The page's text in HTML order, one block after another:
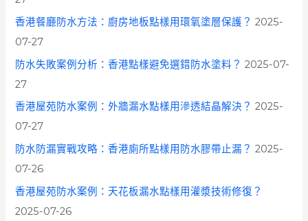
香港餐廳防水方法：廚房地板點樣用環氧塗層保護？ 2025-
07-27
防水失敗案例分析：香港點樣避免選錯防水塗料？ 2025-07-
27
香港屋苑防水案例：外牆漏水點樣用滲透結晶解決？ 2025-
07-27
防水防漏實戰攻略：香港廁所點樣用防水膠帶止漏？ 2025-
07-26
香港屋苑防水案例：天花板漏水點樣用灌漿技術修復？
2025-07-26